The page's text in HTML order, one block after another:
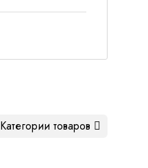
Категории товаров